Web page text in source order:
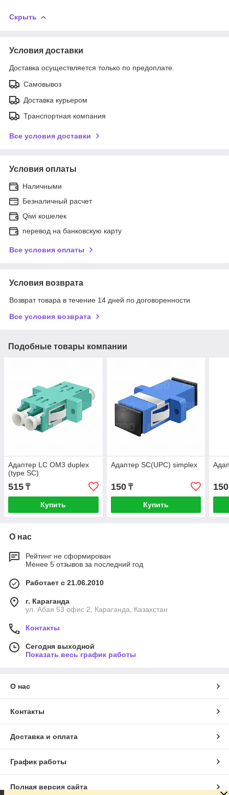
Скрыть
Условия доставки
Доставка осуществляется только по предоплате.
Самовывоз
Доставка курьером
Транспортная компания
Все условия доставки
Условия оплаты
Наличными
Безналичный расчет
Qiwi кошелек
перевод на банковскую карту
Все условия оплаты
Условия возврата
Возврат товара в течение 14 дней по договоренности
Все условия возврата
Подобные товары компании
Адаптер LC OM3 duplex
(type SC)
515 ₸
Купить
Адаптер SC(UPC) simplex
150₸
Купить
150
О нас
Рейтинг не сформирован
Менее 5 отзывов за последний год
Работает с 21.06.2010
г. Караганда
ул. Абая 53 офис 2, Караганда, Казахстан
Контакты
Сегодня выходной
Показать весь график работы
О нас
Контакты
Доставка и оплата
График работы
Полная версия сайта